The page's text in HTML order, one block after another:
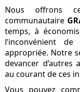
Nous offrons
communautaire
temps, à
l’inconvénient
appropriée. Notre
devancer d’autres
au courant de ces
Vous pouvez